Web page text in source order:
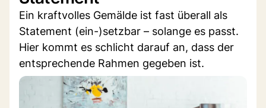
Ein kraftvolles Gemälde ist fast überall als
Statement (ein-)setzbar – solange es passt.
Hier kommt es schlicht darauf an, dass der
entsprechende Rahmen gegeben ist.